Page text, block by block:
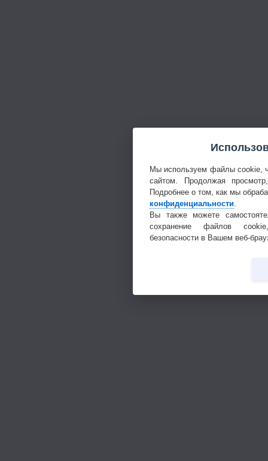
Мы используем файлы cookie,
сайтом. Продолжая
Подробнее о том, как мы
конфиденциальности
Вы также можете
сохранение файлов
безопасности в Вашем веб-